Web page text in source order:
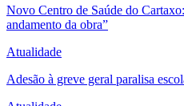
Novo Centro de Saúde do
andamento da obra”
Atualidade
Adesão à greve geral paralisa